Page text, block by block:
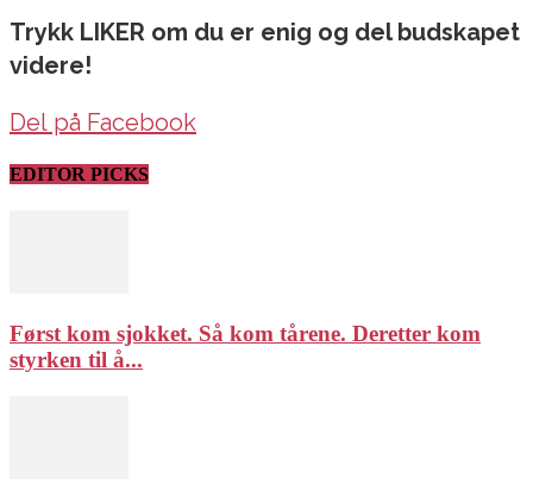
Trykk LIKER om du er enig og del budskapet
videre!
Del på Facebook
EDITOR PICKS
Først kom sjokket. Så kom tårene. Deretter kom
styrken til å...